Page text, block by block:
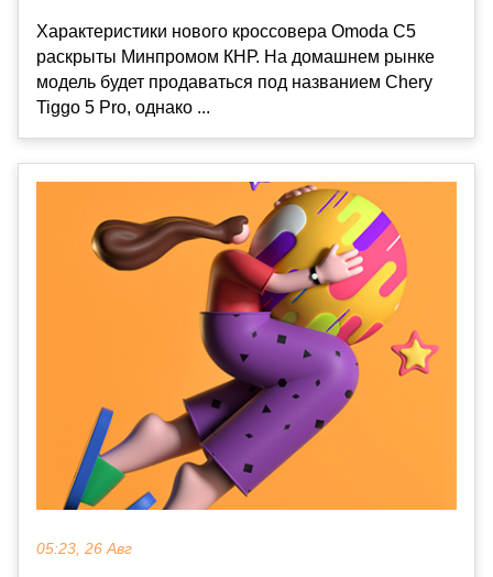
Характеристики нового кроссовера Omoda C5
раскрыты Минпромом КНР. На домашнем рынке
модель будет продаваться под названием Chery
Tiggo 5 Pro, однако ...
05:23, 26 Авг